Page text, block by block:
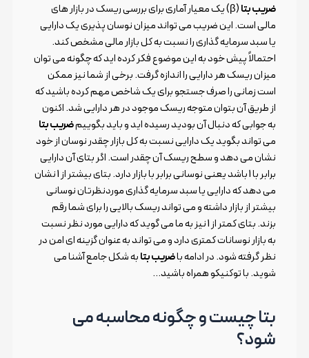
ضریب بتا
(β) یک معیار آماری برای بررسی ریسک در بازار های
مالی است. این ضریب می تواند میزان نوسان پذیری یک دارایی
یا سبد سرمایه گذاری را نسبت به کل بازار مالی مشخص کند.
احتمالاً پیش خود به این موضوع فکر کرده اید که چگونه می توان
میزان ریسک هر دارایی را اندازه گرفت. برخی از شما نیز ممکن
است زمانی را صرف جستجو برای یک شاخص مهم کرده باشید که
از طریق آن بتوان متوجه ریسک موجود در هر دارایی شد. اکنون
به جوابی که دنبال آن بودید رسیده اید و باید بگوییمضریب بتا
می تواند بگوید یک دارایی نسبت به کل بازار چقدر نوسان از خود
نشان می دهد و سطح ریسک آن چقدر است. اگر بتای آن دارایی
برابر با 1 باشد یعنی نوسانی برابر با بازار دارد. بتای بیشتر از 1 نشان
می دهد که دارایی یا سبد سرمایه گذاری موردنظرتان نوسانی
بیشتر از بازار داشته و می تواند ریسک بالایی را برای شما رقم
بزند. بتای کمتر از 1 نیز به ما می گوید که دارایی مورد نظر نسبت
به بازار نوسانات کمتری دارد و می تواند به عنوان گزینه ای امن در
نظر گرفته شود. در ادامه باضریب بتابه شکل جامع آشنا می
شوید. با توکنیکو همراه باشید…
بتا چیست و چگونه محاسبه می
شود؟